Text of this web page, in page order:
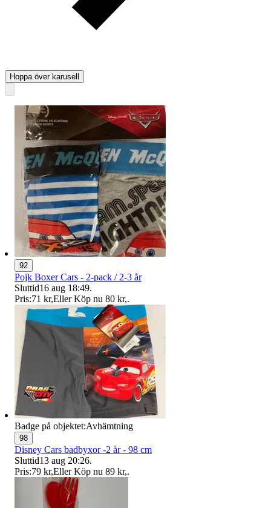
Hoppa över karusell
92
Pojk Boxer Cars - 2-pack / 2-3 år
Sluttid16 aug 18:49.
Pris:71 kr,Eller Köp nu 80 kr,.
Badge på objektet:Avhämtning
98
Disney Cars badbyxor -2 år - 98 cm
Sluttid13 aug 20:26.
Pris:79 kr,Eller Köp nu 89 kr,.